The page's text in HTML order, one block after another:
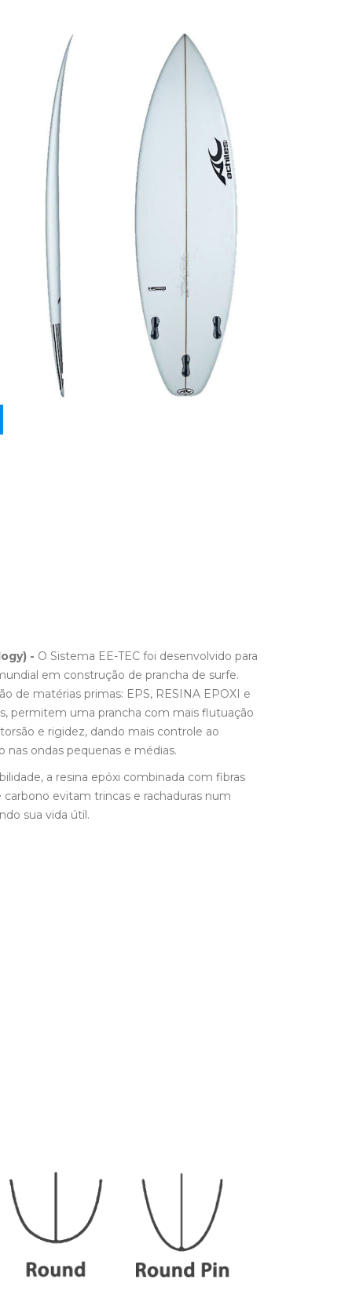
- O Sistema EE-TEC foi desenvolvido para
em construção de prancha de surfe.
de matérias primas: EPS, RESINA EPOXI e
permitem uma prancha com mais flutuação
e rigidez, dando mais controle ao
ondas pequenas e médias.
a resina epóxi combinada com fibras
evitam trincas e rachaduras num
sua vida útil.